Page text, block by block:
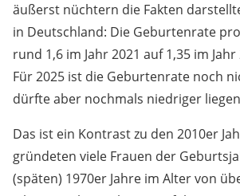
äußerst nüchtern die Fakten
in Deutschland: Die Geburtenrate
rund 1,6 im Jahr 2021 auf 1,35 im
Für 2025 ist die Geburtenrate noch
dürfte aber nochmals niedriger
Das ist ein Kontrast zu den 2010er
gründeten viele Frauen der
(späten) 1970er Jahre im Alter von